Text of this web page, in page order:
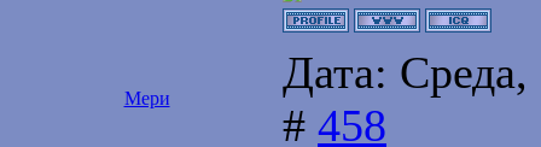
Мери
Дата:
# 458